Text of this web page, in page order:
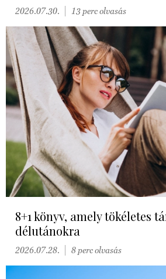
2026.07.30. 13 perc olvasás
8+1 könyv, amely tökéletes
délutánokra
2026.07.28. 8 perc olvasás